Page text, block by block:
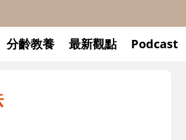
分齡教養 最新觀點 Podcast